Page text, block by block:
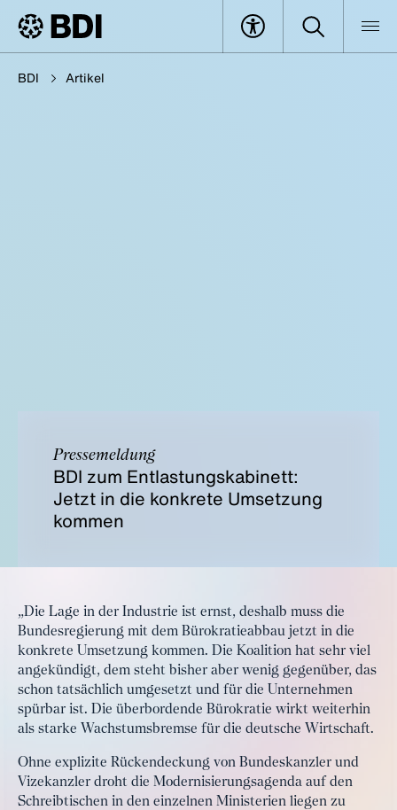
BDI Artikel
Pressemeldung
BDI zum Entlastungskabinett:
Jetzt in die konkrete Umsetzung
kommen
„Die Lage in der Industrie ist ernst, deshalb muss die
Bundesregierung mit dem Bürokratieabbau jetzt in die
konkrete Umsetzung kommen. Die Koalition hat sehr viel
angekündigt, dem steht bisher aber wenig gegenüber, das
schon tatsächlich umgesetzt und für die Unternehmen
spürbar ist. Die überbordende Bürokratie wirkt weiterhin
als starke Wachstumsbremse für die deutsche Wirtschaft.
Ohne explizite Rückendeckung von Bundeskanzler und
Vizekanzler droht die Modernisierungsagenda auf den
Schreibtischen in den einzelnen Ministerien liegen zu